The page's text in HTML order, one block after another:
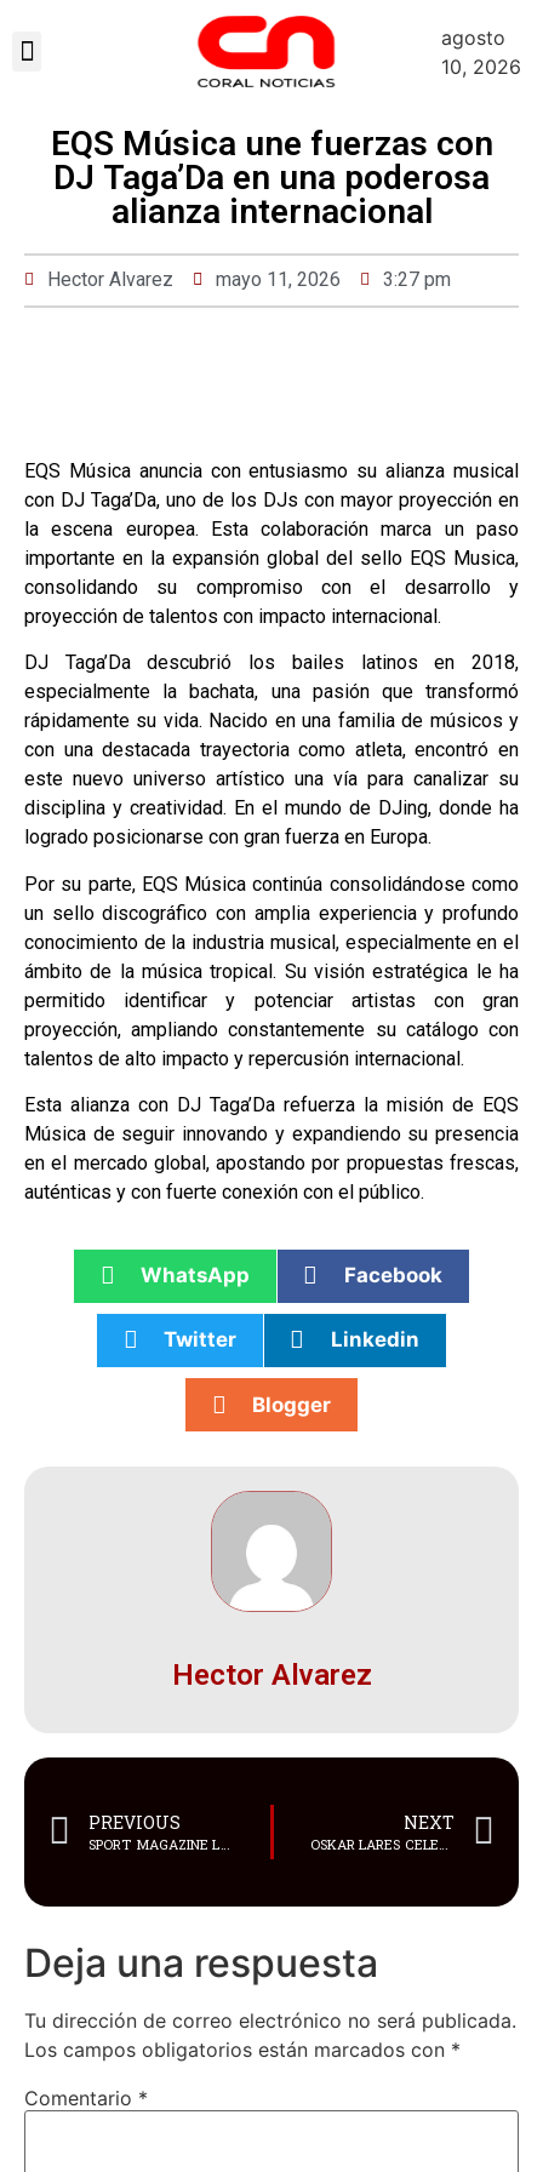
agosto
10, 2026
EQS Música une fuerzas con
DJ Taga’Da en una poderosa
alianza internacional
Hector Alvarez mayo 11, 2026 3:27 pm
EQS Música anuncia con entusiasmo su alianza musical
con DJ Taga’Da, uno de los DJs con mayor proyección en
la escena europea. Esta colaboración marca un paso
importante en la expansión global del sello EQS Musica,
consolidando su compromiso con el desarrollo y
proyección de talentos con impacto internacional.
DJ Taga’Da descubrió los bailes latinos en 2018,
especialmente la bachata, una pasión que transformó
rápidamente su vida. Nacido en una familia de músicos y
con una destacada trayectoria como atleta, encontró en
este nuevo universo artístico una vía para canalizar su
disciplina y creatividad. En el mundo de DJing, donde ha
logrado posicionarse con gran fuerza en Europa.
Por su parte, EQS Música continúa consolidándose como
un sello discográfico con amplia experiencia y profundo
conocimiento de la industria musical, especialmente en el
ámbito de la música tropical. Su visión estratégica le ha
permitido identificar y potenciar artistas con gran
proyección, ampliando constantemente su catálogo con
talentos de alto impacto y repercusión internacional.
Esta alianza con DJ Taga’Da refuerza la misión de EQS
Música de seguir innovando y expandiendo su presencia
en el mercado global, apostando por propuestas frescas,
auténticas y con fuerte conexión con el público.
WhatsApp Facebook
Twitter Linkedin
Blogger
Hector Alvarez
PREVIOUS NEXT
Deja una respuesta
Tu dirección de correo electrónico no será publicada.
Los campos obligatorios están marcados con *
Comentario *